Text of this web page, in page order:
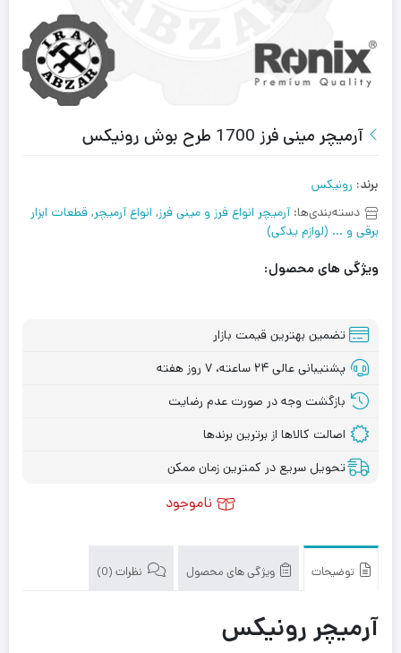
آرمیچر مینی فرز 1700 طرح بوش رونیکس
برند: رونیکس
دسته‌بندی‌ها:آرمیچر انواع فرز و مینی فرز, انواع آرمیچر, قطعات ابزار
برقی و ... (لوازم یدکی)
ویژگی های محصول:
تضمین بهترین قیمت بازار
پشتیبانی عالی ۲۴ ساعته، ۷ روز هفته
بازگشت وجه در صورت عدم رضایت
اصالت کالاها از برترین برندها
تحویل سریع در کمترین زمان ممکن
ناموجود
توضیحات ویژگی های محصول نظرات (0)
آرمیچر رونیکس